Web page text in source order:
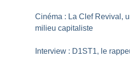
Cinéma : La Clef Revival,
milieu capitaliste
Interview : D1ST1, le